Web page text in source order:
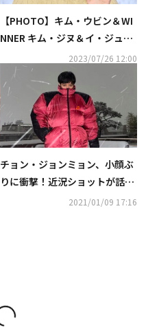
【PHOTO】キム・ウビン＆WI
NNER キム・ジヌ＆イ・ジュニ
ョクら、映画「THE MOON」VI
P試写会に出席
2023/07/26 12:00
チョン・ジョンミョン、小顔ぶ
りに衝撃！近況ショットが話題
に…「肩幅もすごい」と驚きの
2021/01/09 17:16